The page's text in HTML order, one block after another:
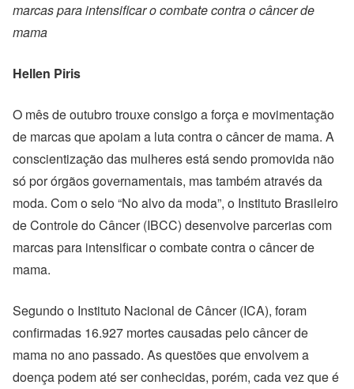
marcas para intensificar o combate contra o câncer de
mama
Hellen Piris
O mês de outubro trouxe consigo a força e movimentação
de marcas que apoiam a luta contra o câncer de mama. A
conscientização das mulheres está sendo promovida não
só por órgãos governamentais, mas também através da
moda. Com o selo “No alvo da moda”, o Instituto Brasileiro
de Controle do Câncer (IBCC) desenvolve parcerias com
marcas para intensificar o combate contra o câncer de
mama.
Segundo o Instituto Nacional de Câncer (ICA), foram
confirmadas 16.927 mortes causadas pelo câncer de
mama no ano passado. As questões que envolvem a
doença podem até ser conhecidas, porém, cada vez que é